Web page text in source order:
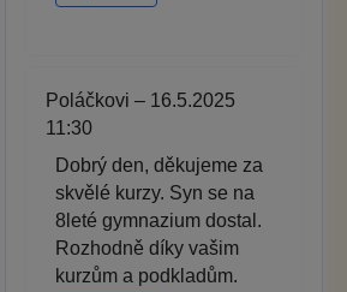
Poláčkovi – 16.5.2025
11:30
Dobrý den, děkujeme za
skvělé kurzy. Syn se na
8leté gymnazium dostal.
Rozhodně díky vašim
kurzům a podkladům.